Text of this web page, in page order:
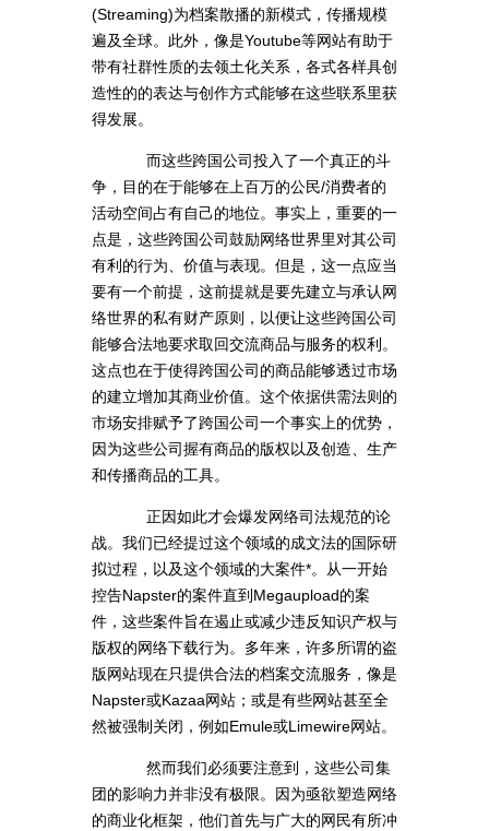
(Streaming)为档案散播的新模式，传播规模
遍及全球。此外，像是Youtube等网站有助于
带有社群性质的去领土化关系，各式各样具创
造性的的表达与创作方式能够在这些联系里获
得发展。
而这些跨国公司投入了一个真正的斗
争，目的在于能够在上百万的公民/消费者的
活动空间占有自己的地位。事实上，重要的一
点是，这些跨国公司鼓励网络世界里对其公司
有利的行为、价值与表现。但是，这一点应当
要有一个前提，这前提就是要先建立与承认网
络世界的私有财产原则，以便让这些跨国公司
能够合法地要求取回交流商品与服务的权利。
这点也在于使得跨国公司的商品能够透过市场
的建立增加其商业价值。这个依据供需法则的
市场安排赋予了跨国公司一个事实上的优势，
因为这些公司握有商品的版权以及创造、生产
和传播商品的工具。
正因如此才会爆发网络司法规范的论
战。我们已经提过这个领域的成文法的国际研
拟过程，以及这个领域的大案件*。从一开始
控告Napster的案件直到Megaupload的案
件，这些案件旨在遏止或减少违反知识产权与
版权的网络下载行为。多年来，许多所谓的盗
版网站现在只提供合法的档案交流服务，像是
Napster或Kazaa网站；或是有些网站甚至全
然被强制关闭，例如Emule或Limewire网站。
然而我们必须要注意到，这些公司集
团的影响力并非没有极限。因为亟欲塑造网络
的商业化框架，他们首先与广大的网民有所冲